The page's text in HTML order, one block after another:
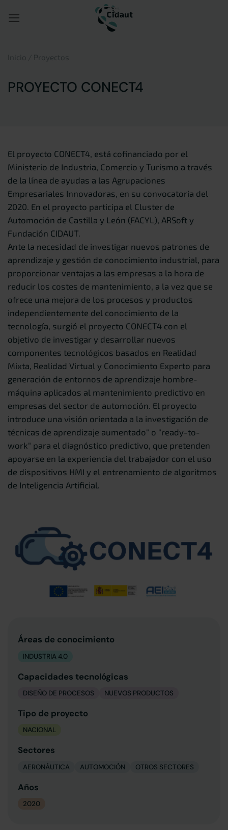
Inicio Proyectos
PROYECTO CONECT4
El proyecto CONECT4, está cofinanciado por el
Ministerio de Industria, Comercio y Turismo a través
de la línea de ayudas a las Agrupaciones
Empresariales Innovadoras, en su convocatoria del
2020. En el proyecto participa el Cluster de
Automoción de Castilla y León (FACYL), ARSoft y
Fundación CIDAUT.
Ante la necesidad de investigar nuevos patrones de
aprendizaje y gestión de conocimiento industrial, para
proporcionar ventajas a las empresas a la hora de
reducir los costes de mantenimiento, a la vez que se
ofrece una mejora de los procesos y productos
independientemente del conocimiento de la
tecnología, surgió el proyecto CONECT4 con el
objetivo de investigar y desarrollar nuevos
componentes tecnológicos basados en Realidad
Mixta, Realidad Virtual y Conocimiento Experto para
generación de entornos de aprendizaje hombre-
máquina aplicados al mantenimiento predictivo en
empresas del sector de automoción. El proyecto
introduce una visión orientada a la investigación de
técnicas de aprendizaje aumentado" o "ready-to-
work" para el diagnóstico predictivo, que pretenden
apoyarse en la experiencia del trabajador con el uso
de dispositivos HMI y el entrenamiento de algoritmos
de Inteligencia Artificial.
Áreas de conocimiento
INDUSTRIA 4.0
Capacidades tecnológicas
DISEÑO DE PROCESOS NUEVOS PRODUCTOS
Tipo de proyecto
NACIONAL
Sectores
AERONÁUTICA AUTOMOCIÓN OTROS SECTORES
Años
2020